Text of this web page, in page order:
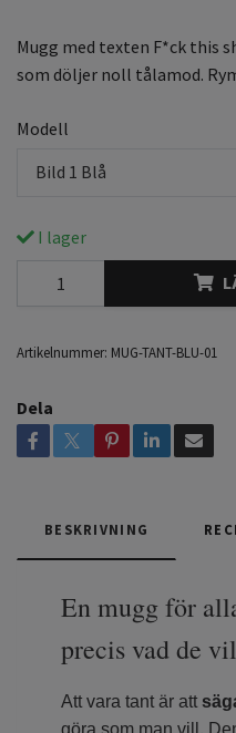
Mugg med texten F*ck this
som döljer noll tålamod.
Modell
Bild 1 Blå
I lager
Artikelnummer: MUG-TANT-BLU-01
Dela
BESKRIVNING
En mugg för
precis vad de
Att vara tant är att
göra som man vill.